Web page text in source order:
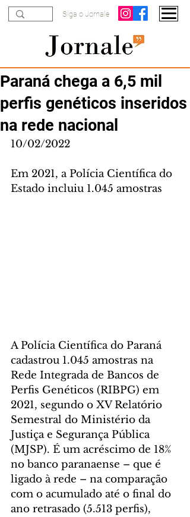
Siga o Jornale
Paraná chega a 6,5 mil
perfis genéticos inseridos
na rede nacional
10/02/2022
Em 2021, a Polícia Científica do
Estado incluiu 1.045 amostras
A Polícia Científica do Paraná
cadastrou 1.045 amostras na
Rede Integrada de Bancos de
Perfis Genéticos (RIBPG) em
2021, segundo o XV Relatório
Semestral do Ministério da
Justiça e Segurança Pública
(MJSP). É um acréscimo de 18%
no banco paranaense – que é
ligado à rede – na comparação
com o acumulado até o final do
ano retrasado (5.513 perfis),